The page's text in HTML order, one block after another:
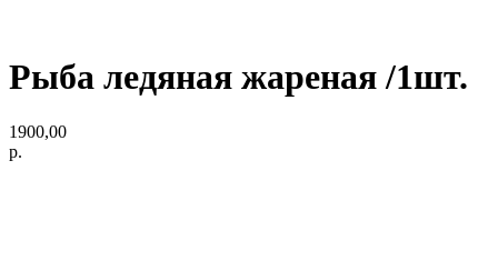
Рыба ледяная жареная /1шт.
1900,00
р.